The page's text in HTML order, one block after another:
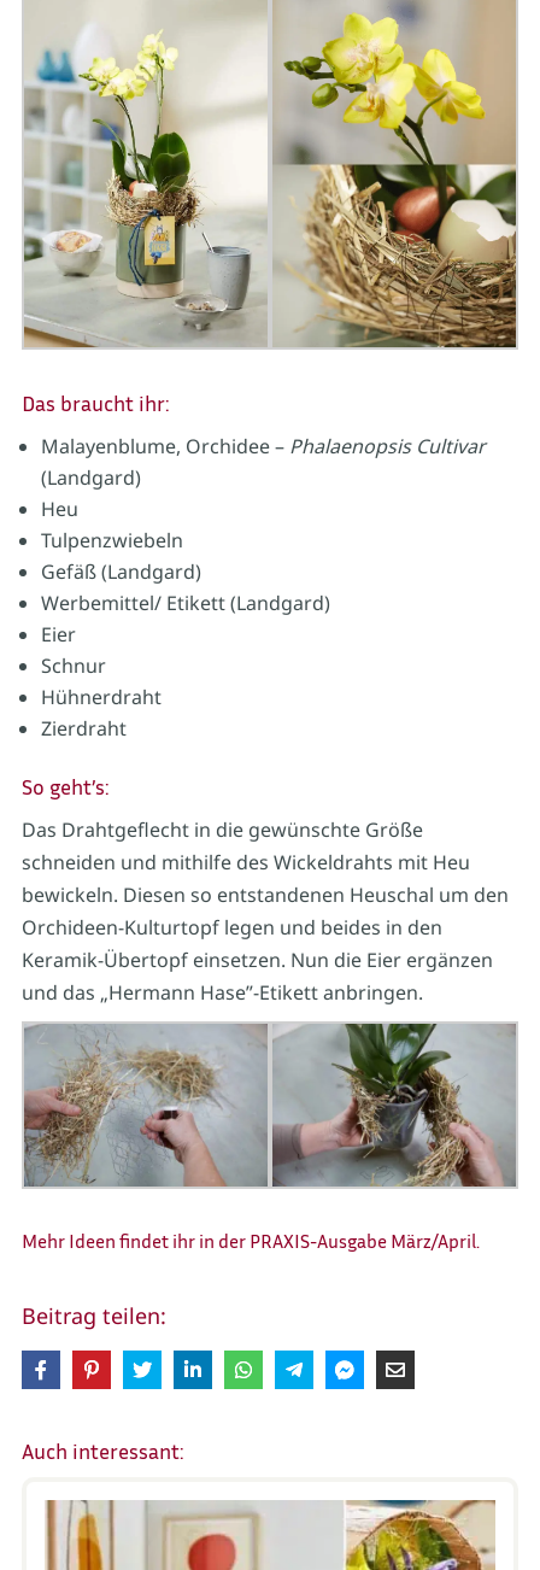
Das braucht ihr:
Malayenblume, Orchidee – Phalaenopsis Cultivar
(Landgard)
Heu
Tulpenzwiebeln
Gefäß (Landgard)
Werbemittel/ Etikett (Landgard)
Eier
Schnur
Hühnerdraht
Zierdraht
So geht’s:
Das Drahtgeflecht in die gewünschte Größe
schneiden und mithilfe des Wickeldrahts mit Heu
bewickeln. Diesen so entstandenen Heuschal um den
Orchideen-Kulturtopf legen und beides in den
Keramik-Übertopf einsetzen. Nun die Eier ergänzen
und das „Hermann Hase”-Etikett anbringen.
Mehr Ideen findet ihr in der PRAXIS-Ausgabe März/April.
Beitrag teilen:
Auch interessant: